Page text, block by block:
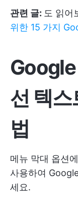
관련 글: 도 읽어
위한 15 가지
선 텍
법
메뉴 막대 옵션
사용하여
세요.